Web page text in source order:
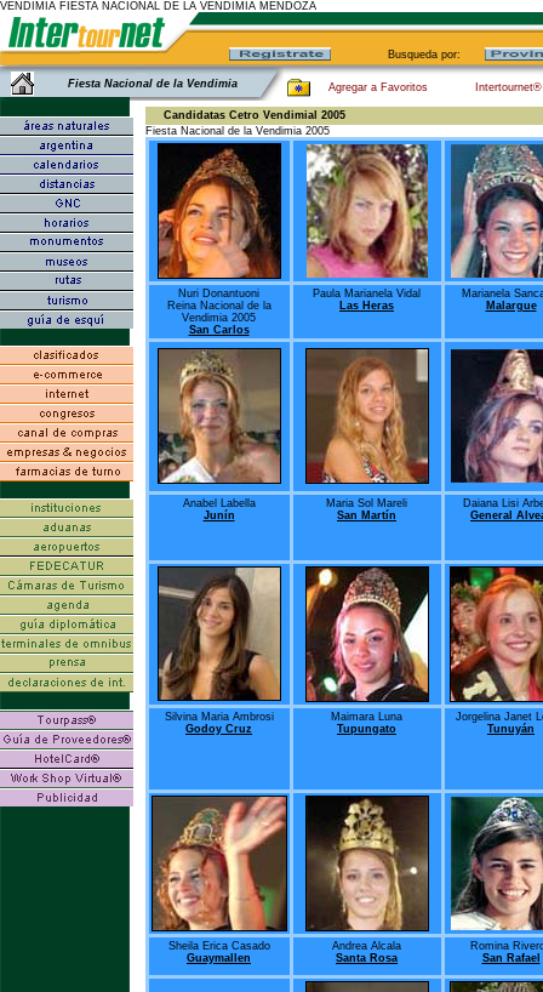
VENDIMIA FIESTA NACIONAL DE LA VENDIMIA MENDOZA
Busqueda por:
Fiesta Nacional de la Vendimia Agregar a Favoritos
Candidatas Cetro Vendimial 2005
Fiesta Nacional de la Vendimia 2005
Nuri Donantuoni
Reina Nacional de la
Vendimia 2005
San Carlos
Paula Marianela Vidal
Las Heras
Marianela
Malargue
Anabel Labella
Junín
Maria Sol Mareli
San Martín
Daiana Lisi
General
Silvina Maria Ambrosi
Godoy Cruz
Maimara Luna
Tupungato
Jorgelina Janet
Tunuyán
Sheila Erica Casado
Guaymallen
Andrea Alcala
Santa Rosa
Romina
San Rafael